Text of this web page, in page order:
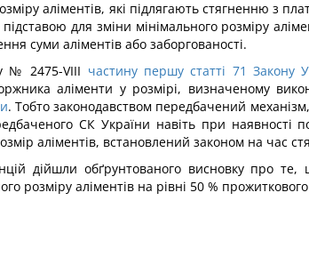
аліментів, які підлягають стягненню з
для зміни мінімального розміру
суми аліментів або заборгованості.
№ 2475-VIII частину першу статті 71
аліменти у розмірі, визначеному
. Тобто законодавством передбачений
СК України навіть при
аліментів, встановлений законом на час
дійшли обґрунтованого висновку про
розміру аліментів на рівні 50 %